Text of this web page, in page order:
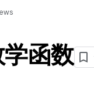
函数